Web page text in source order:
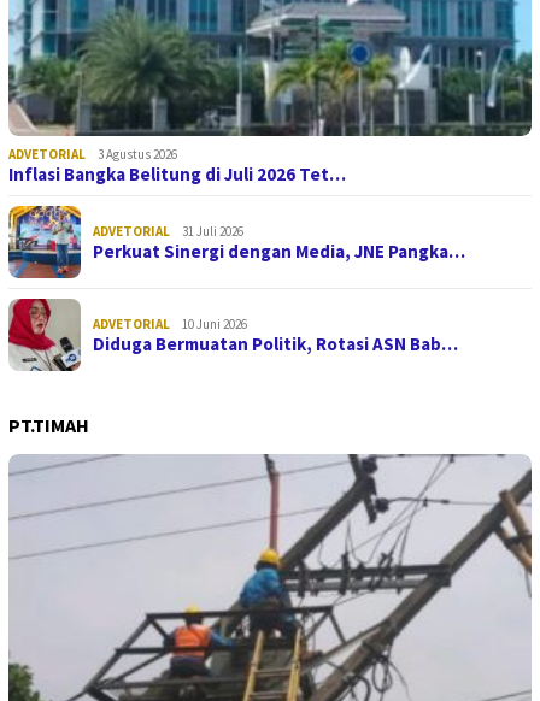
ADVETORIAL 3 Agustus 2026
Inflasi Bangka Belitung di Juli 2026 Tet…
ADVETORIAL 31 Juli 2026
Perkuat Sinergi dengan Media, JNE Pangka…
ADVETORIAL 10 Juni 2026
Diduga Bermuatan Politik, Rotasi ASN Bab…
PT.TIMAH